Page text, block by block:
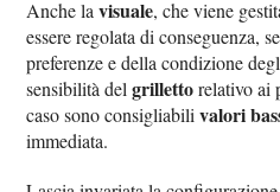
Anche lavisuale, che viene
essere regolata di conseguenza,
preferenze e della condizione
sensibilità delgrillettorelativo ai
caso sono consigliabilivalori
immediata.